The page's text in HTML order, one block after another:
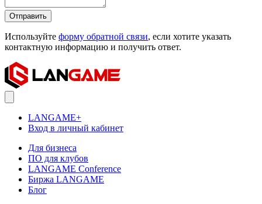
Отправить
Используйте форму обратной связи, если хотите указать
контактную информацию и получить ответ.
LANGAME+
Вход в личный кабинет
Для бизнеса
ПО для клубов
LANGAME Conference
Биржа LANGAME
Блог